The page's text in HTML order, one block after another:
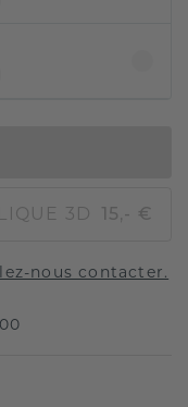
3D 15,- €
nous contacter.